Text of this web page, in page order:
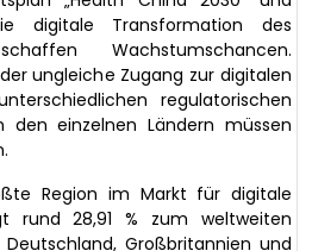
digitale Transformation des
Wachstumschancen.
ungleiche Zugang zur digitalen
regulatorischen
den einzelnen Ländern müssen
Region im Markt für digitale
rund 28,91 % zum weltweiten
Großbritannien und